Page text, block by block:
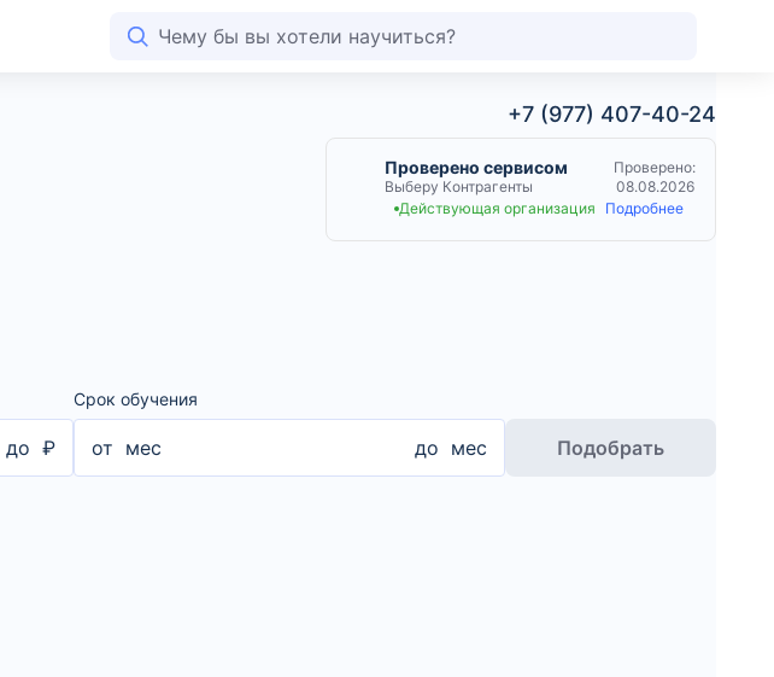
+7 (977) 407-40-24
Проверено сервисом
Выберу Контрагенты
Проверено:
08.08.2026
Действующая организация
Подробнее
до ₽
Срок обучения
от мес до мес Подобрать